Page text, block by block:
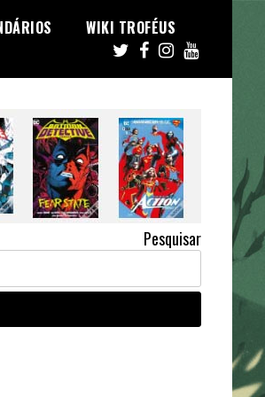
WIKI TROFÉUS
Pesquisar